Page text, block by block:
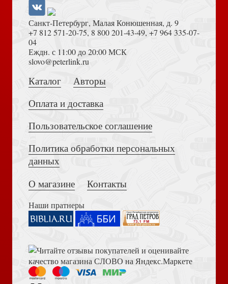
Проповедь Евангелия и истинное обращение
Откровение (Контуры христианского богословия)
Христос без лица: личность Христа в зеркале древних
ересей
Толкование на Апокалипсис (Тихоний Африканский)
Достоевский Ф.М. Сила и правда России (2024)
е изд., перераб., и доп., синий бумвинил)
Санкт-Петербург, Малая Конюшенная, д. 9
+7 812 571-20-75, 8 800 201-43-49, +7 964 335-07-
04
Еждн. с 11:00 до 20:00 МСК
slovo@peterlink.ru
Каталог
Авторы
Оплата и доставка
Пользовательское соглашение
Политика обработки персональных
данных
О магазине
Контакты
Наши пратнеры